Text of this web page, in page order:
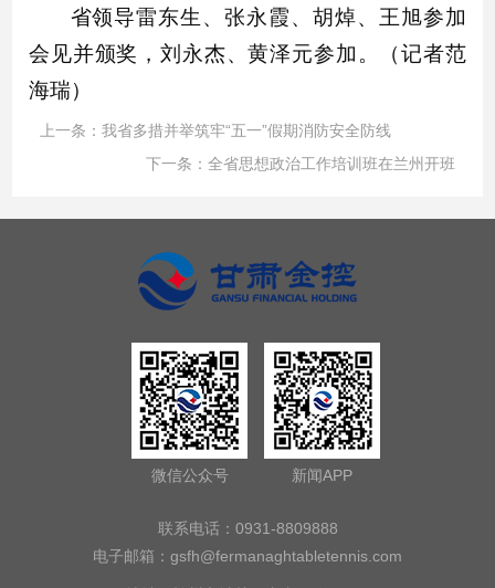
省领导雷东生、张永霞、胡焯、王旭参加
会见并颁奖，刘永杰、黄泽元参加。（记者范
海瑞）
上一条：我省多措并举筑牢“五一”假期消防安全防线
下一条： 全省思想政治工作培训班在兰州开班
微信公众号 新闻APP
联系电话：0931-8809888
电子邮箱： gsfh@fermanaghtabletennis.com